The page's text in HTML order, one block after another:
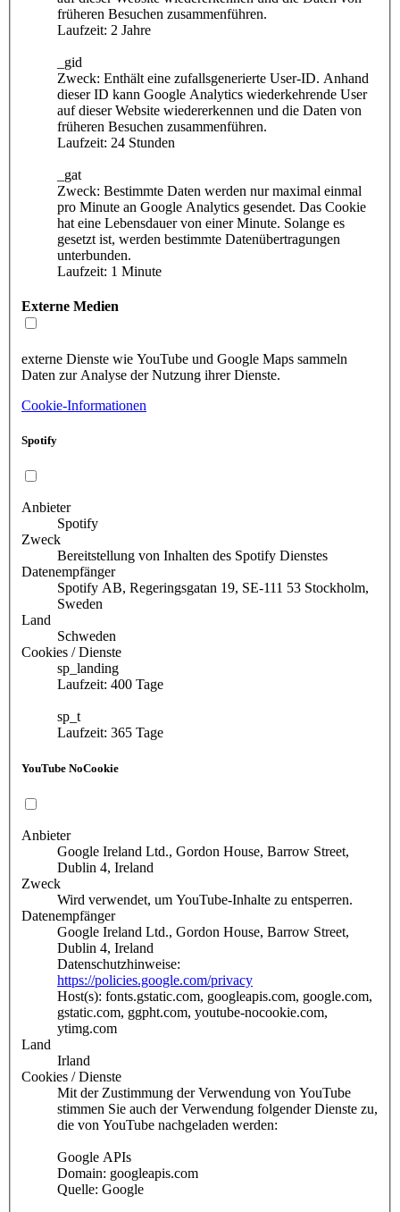
früheren Besuchen zusammenführen.
Laufzeit: 2 Jahre
_gid
Zweck: Enthält eine zufallsgenerierte User-ID. Anhand
dieser ID kann Google Analytics wiederkehrende User
auf dieser Website wiedererkennen und die Daten von
früheren Besuchen zusammenführen.
Laufzeit: 24 Stunden
_gat
Zweck: Bestimmte Daten werden nur maximal einmal
pro Minute an Google Analytics gesendet. Das Cookie
hat eine Lebensdauer von einer Minute. Solange es
gesetzt ist, werden bestimmte Datenübertragungen
unterbunden.
Laufzeit: 1 Minute
Externe Medien
externe Dienste wie YouTube und Google Maps sammeln
Daten zur Analyse der Nutzung ihrer Dienste.
Cookie-Informationen
Spotify
Anbieter
Spotify
Zweck
Bereitstellung von Inhalten des Spotify Dienstes
Datenempfänger
Spotify AB, Regeringsgatan 19, SE-111 53 Stockholm,
Sweden
Land
Schweden
Cookies / Dienste
sp_landing
Laufzeit: 400 Tage
sp_t
Laufzeit: 365 Tage
YouTube NoCookie
Anbieter
Google Ireland Ltd., Gordon House, Barrow Street,
Dublin 4, Ireland
Zweck
Wird verwendet, um YouTube-Inhalte zu entsperren.
Datenempfänger
Google Ireland Ltd., Gordon House, Barrow Street,
Dublin 4, Ireland
Datenschutzhinweise:
https://policies.google.com/privacy
Host(s): fonts.gstatic.com, googleapis.com, google.com,
gstatic.com, ggpht.com, youtube-nocookie.com,
ytimg.com
Land
Irland
Cookies / Dienste
Mit der Zustimmung der Verwendung von YouTube
stimmen Sie auch der Verwendung folgender Dienste zu,
die von YouTube nachgeladen werden:
Google APIs
Domain: googleapis.com
Quelle: Google